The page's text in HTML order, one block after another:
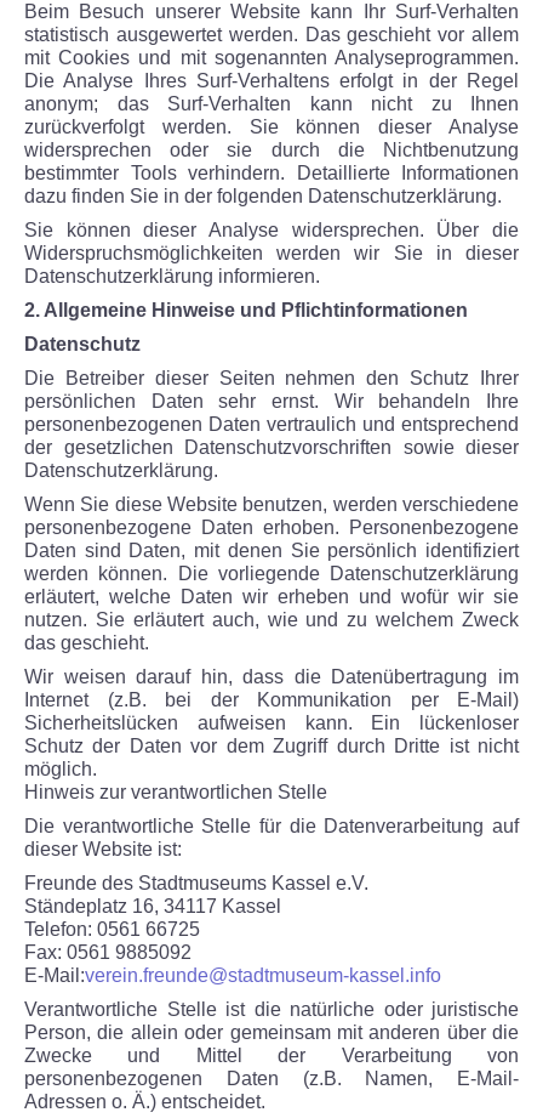
Beim Besuch unserer Website kann Ihr Surf-Verhalten
statistisch ausgewertet werden. Das geschieht vor allem
mit Cookies und mit sogenannten Analyseprogrammen.
Die Analyse Ihres Surf-Verhaltens erfolgt in der Regel
anonym; das Surf-Verhalten kann nicht zu Ihnen
zurückverfolgt werden. Sie können dieser Analyse
widersprechen oder sie durch die Nichtbenutzung
bestimmter Tools verhindern. Detaillierte Informationen
dazu finden Sie in der folgenden Datenschutzerklärung.
Sie können dieser Analyse widersprechen. Über die
Widerspruchsmöglichkeiten werden wir Sie in dieser
Datenschutzerklärung informieren.
2. Allgemeine Hinweise und Pflichtinformationen
Datenschutz
Die Betreiber dieser Seiten nehmen den Schutz Ihrer
persönlichen Daten sehr ernst. Wir behandeln Ihre
personenbezogenen Daten vertraulich und entsprechend
der gesetzlichen Datenschutzvorschriften sowie dieser
Datenschutzerklärung.
Wenn Sie diese Website benutzen, werden verschiedene
personenbezogene Daten erhoben. Personenbezogene
Daten sind Daten, mit denen Sie persönlich identifiziert
werden können. Die vorliegende Datenschutzerklärung
erläutert, welche Daten wir erheben und wofür wir sie
nutzen. Sie erläutert auch, wie und zu welchem Zweck
das geschieht.
Wir weisen darauf hin, dass die Datenübertragung im
Internet (z.B. bei der Kommunikation per E-Mail)
Sicherheitslücken aufweisen kann. Ein lückenloser
Schutz der Daten vor dem Zugriff durch Dritte ist nicht
möglich.
Hinweis zur verantwortlichen Stelle
Die verantwortliche Stelle für die Datenverarbeitung auf
dieser Website ist:
Freunde des Stadtmuseums Kassel e.V.
Ständeplatz 16, 34117 Kassel
Telefon: 0561 66725
Fax: 0561 9885092
E-Mail:verein.freunde@stadtmuseum-kassel.info
Verantwortliche Stelle ist die natürliche oder juristische
Person, die allein oder gemeinsam mit anderen über die
Zwecke und Mittel der Verarbeitung von
personenbezogenen Daten (z.B. Namen, E-Mail-
Adressen o. Ä.) entscheidet.